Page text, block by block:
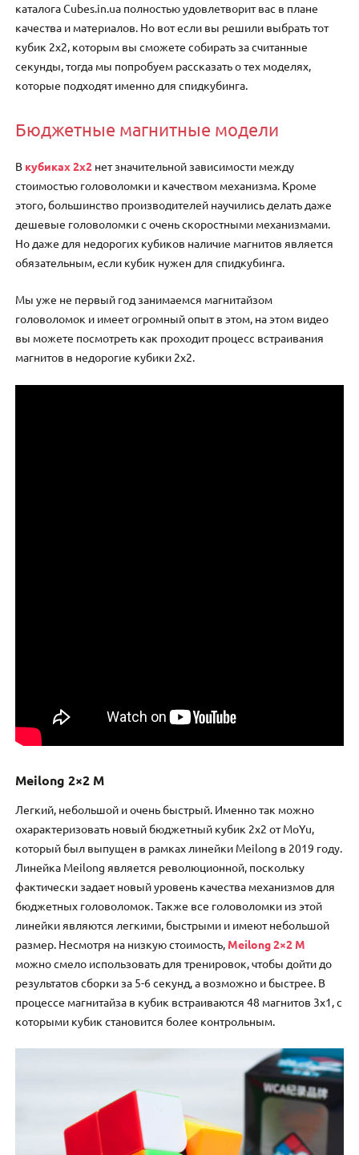
каталога Cubes.in.ua полностью удовлетворит вас в плане
качества и материалов. Но вот если вы решили выбрать тот
кубик 2х2, которым вы сможете собирать за считанные
секунды, тогда мы попробуем рассказать о тех моделях,
которые подходят именно для спидкубинга.
Бюджетные магнитные модели
В кубиках 2х2 нет значительной зависимости между
стоимостью головоломки и качеством механизма. Кроме
этого, большинство производителей научились делать даже
дешевые головоломки с очень скоростными механизмами.
Но даже для недорогих кубиков наличие магнитов является
обязательным, если кубик нужен для спидкубинга.
Мы уже не первый год занимаемся магнитайзом
головоломок и имеет огромный опыт в этом, на этом видео
вы можете посмотреть как проходит процесс встраивания
магнитов в недорогие кубики 2х2.
Meilong 2×2 M
Легкий, небольшой и очень быстрый. Именно так можно
охарактеризовать новый бюджетный кубик 2х2 от MoYu,
который был выпущен в рамках линейки Meilong в 2019 году.
Линейка Meilong является революционной, поскольку
фактически задает новый уровень качества механизмов для
бюджетных головоломок. Также все головоломки из этой
линейки являются легкими, быстрыми и имеют небольшой
размер. Несмотря на низкую стоимость, Meilong 2×2 M
можно смело использовать для тренировок, чтобы дойти до
результатов сборки за 5-6 секунд, а возможно и быстрее. В
процессе магнитайза в кубик встраиваются 48 магнитов 3х1, с
которыми кубик становится более контрольным.